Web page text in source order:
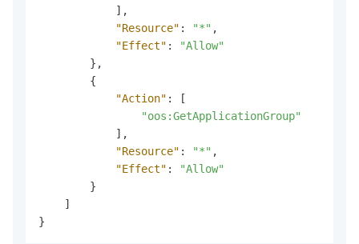
] ,
"Resource" : "*" ,
"Effect" :
"Allow"
} ,
{
"Action" :
[
"oos:GetApplicationGroup"
] ,
"Resource" : "*" ,
"Effect" :
"Allow"
}
]
}